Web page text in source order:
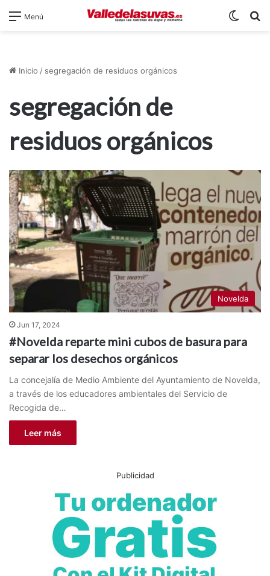
Menú
Inicio / segregación de residuos orgánicos
segregación de
residuos orgánicos
Novelda
Jun 17, 2024
#Novelda reparte mini cubos de basura para
separar los desechos orgánicos
La concejalía de Medio Ambiente del Ayuntamiento de Novelda,
a través de los educadores ambientales del Servicio de
Recogida de…
Leer más
Publicidad